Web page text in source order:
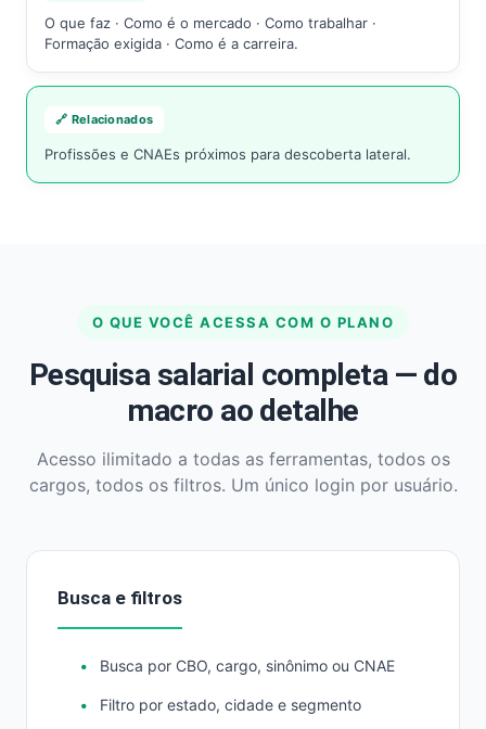
O que faz · Como é o mercado · Como trabalhar ·
Formação exigida · Como é a carreira.
🔗 Relacionados
Profissões e CNAEs próximos para descoberta lateral.
O QUE VOCÊ ACESSA COM O PLANO
Pesquisa salarial completa — do
macro ao detalhe
Acesso ilimitado a todas as ferramentas, todos os
cargos, todos os filtros. Um único login por usuário.
Busca e filtros
Busca por CBO, cargo, sinônimo ou CNAE
Filtro por estado, cidade e segmento